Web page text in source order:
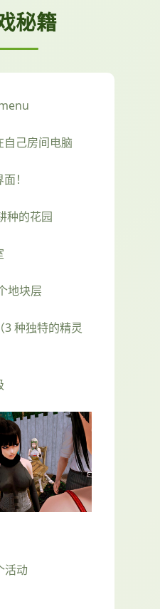
秘籍
己房间电脑
！
种的花园
地块层
种独特的精灵
活动